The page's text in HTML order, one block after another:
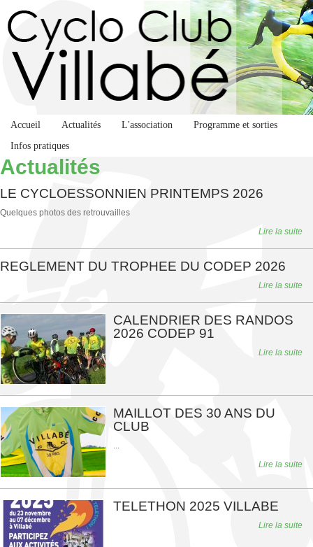
Accueil Actualités L'association
Programme et sorties
Infos pratiques
Actualités
LE CYCLOESSONNIEN PRINTEMPS 2026
Quelques photos des retrouvailles
Lire la suite
REGLEMENT DU TROPHEE DU CODEP 2026
Lire la suite
CALENDRIER DES RANDOS
2026 CODEP 91
Lire la suite
MAILLOT DES 30 ANS DU
CLUB
Lire la suite
TELETHON 2025 VILLABE
Lire la suite